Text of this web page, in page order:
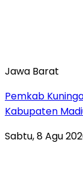
Jawa Barat
Pemkab
Kabupaten
Sabtu, 8 Agu